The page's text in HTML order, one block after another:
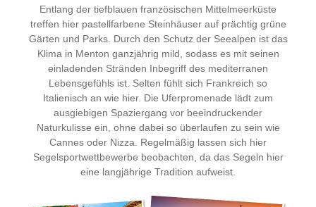
Entlang der tiefblauen französischen Mittelmeerküste
treffen hier pastellfarbene Steinhäuser auf prächtig grüne
Gärten und Parks. Durch den Schutz der Seealpen ist das
Klima in Menton ganzjährig mild, sodass es mit seinen
einladenden Stränden Inbegriff des mediterranen
Lebensgefühls ist. Selten fühlt sich Frankreich so
Italienisch an wie hier. Die Uferpromenade lädt zum
ausgiebigen Spaziergang vor beeindruckender
Naturkulisse ein, ohne dabei so überlaufen zu sein wie
Cannes oder Nizza. Regelmäßig lassen sich hier
Segelsportwettbewerbe beobachten, da das Segeln hier
eine langjährige Tradition aufweist.